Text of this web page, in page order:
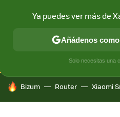
CONECTIVIDAD MÓVIL Y
HOY SE HABLA DE
Bizum Router Xiaomi
Ya puedes ver más de
Añádenos
Solo necesitas una